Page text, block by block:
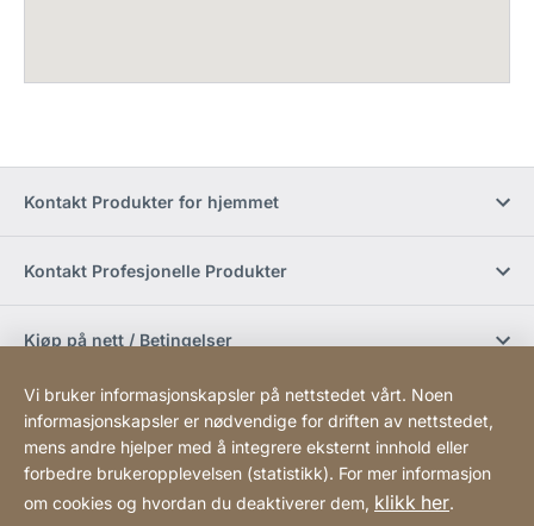
Kontakt Produkter for hjemmet
Kontakt Profesjonelle Produkter
Kjøp på nett / Betingelser
Newsletter
Vi bruker informasjonskapsler på nettstedet vårt. Noen
informasjonskapsler er nødvendige for driften av nettstedet,
mens andre hjelper med å integrere eksternt innhold eller
forbedre brukeropplevelsen (statistikk). For mer informasjon
om cookies og hvordan du deaktiverer dem, klikk her.